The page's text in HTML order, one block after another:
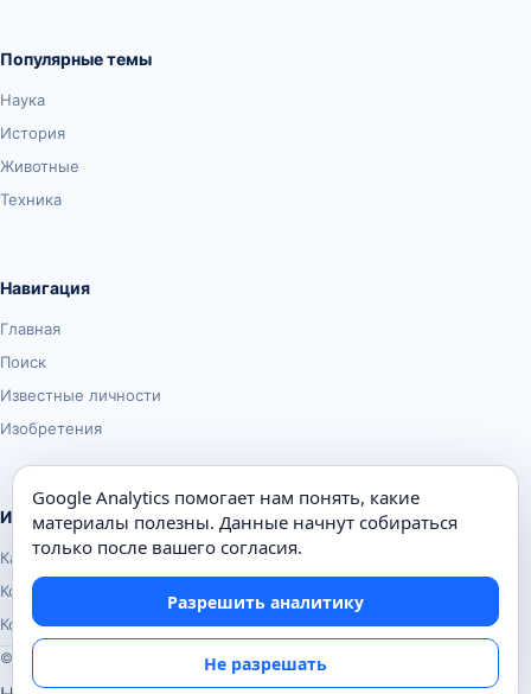
Популярные темы
Наука
История
Животные
Техника
Навигация
Главная
Поиск
Известные личности
Изобретения
Информация
Карта сайта
Контакты
Конфиденциальность
© Почемуха.ру, 2010–2026
Google Analytics помогает нам понять, какие
материалы полезны. Данные начнут собираться
только после вашего согласия.
Разрешить аналитику
Не разрешать